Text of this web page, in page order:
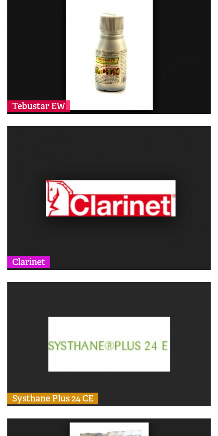
Tebustar EW
Clarinet
Systhane Plus 24 CE